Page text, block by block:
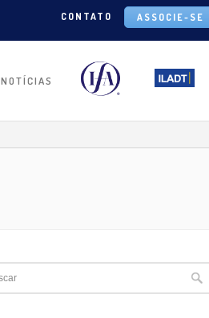
CONTATO ASSOCIE-SE
NOTÍCIAS